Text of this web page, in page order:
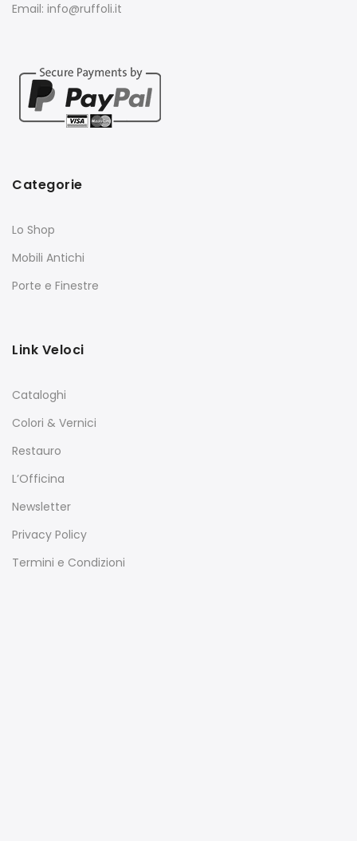
Email: info@ruffoli.it
Categorie
Lo Shop
Mobili Antichi
Porte e Finestre
Link Veloci
Cataloghi
Colori & Vernici
Restauro
L’Officina
Newsletter
Privacy Policy
Termini e Condizioni